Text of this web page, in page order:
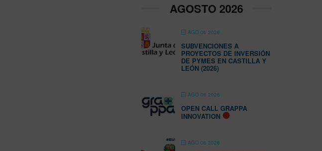
AGOSTO 2026
AGO 06 2026
SUBVENCIONES A
PROYECTOS DE INVERSIÓN
DE PYMES EN CASTILLA Y
LEÓN (2026)
AGO 06 2026
OPEN CALL GRAPPA
INNOVATION
AGO 06 2026